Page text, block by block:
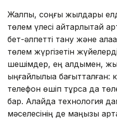
Жалпы, соңғы жылдары
төлем үлесі айтарлықтай
бет-әлпетті тану және
төлем жүргізетін
шешімдер, ең алдымен,
ыңғайлылыққа бағытталған:
телефон өшіп тұрса да
бар. Алайда технология
мәселесінің де маңызы